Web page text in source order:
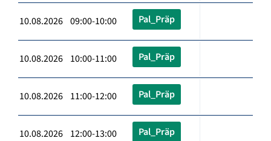
10.08.2026 09:00-10:00 Pal_Präp
10.08.2026 10:00-11:00 Pal_Präp
10.08.2026 11:00-12:00 Pal_Präp
10.08.2026 12:00-13:00 Pal_Präp